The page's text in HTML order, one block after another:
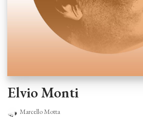
Elvio Monti
Marcello Motta